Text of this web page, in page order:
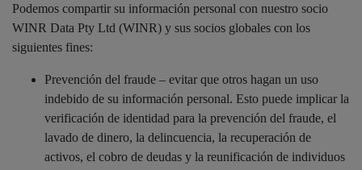
Podemos compartir su información personal con nuestro socio
WINR Data Pty Ltd (WINR) y sus socios globales con los
siguientes fines:
Prevención del fraude – evitar que otros hagan un uso
indebido de su información personal. Esto puede implicar la
verificación de identidad para la prevención del fraude, el
lavado de dinero, la delincuencia, la recuperación de
activos, el cobro de deudas y la reunificación de individuos